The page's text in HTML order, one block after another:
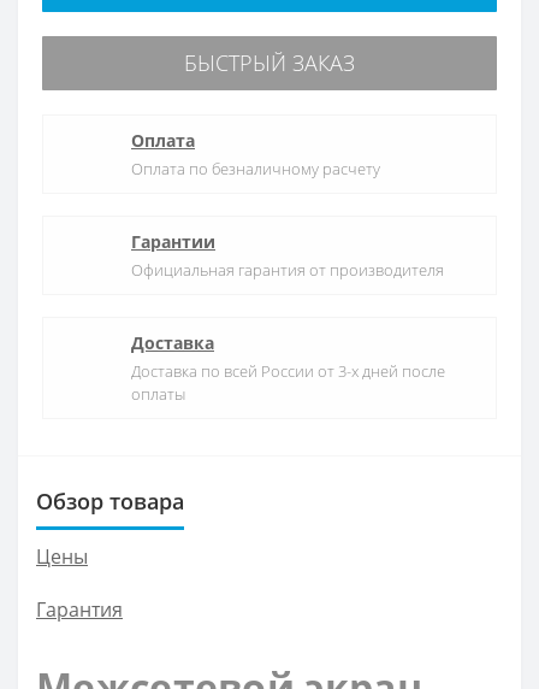
БЫСТРЫЙ ЗАКАЗ
Оплата
Оплата по безналичному расчету
Гарантии
Официальная гарантия от производителя
Доставка
Доставка по всей России от 3-х дней после
оплаты
Обзор товара
Цены
Гарантия